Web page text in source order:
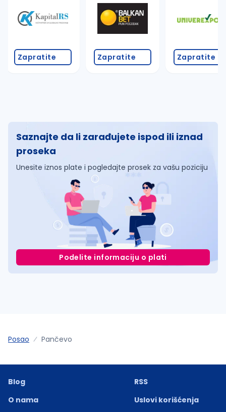
Zapratite Zapratite Zapratite
Saznajte da li zarađujete ispod ili iznad
proseka
Unesite iznos plate i pogledajte prosek za vašu poziciju
Podelite informaciju o plati
Posao Pančevo
Blog
O nama
RSS
Uslovi korišćenja